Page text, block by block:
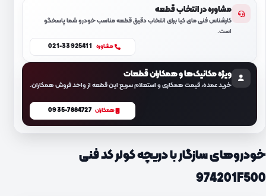
مشاوره در انتخاب قطعه
کارشناس فنی مای کیا برای انتخاب دقیق قطعه مناسب خودرو شما پاسخگو
است.
مشاوره 021-33925411
ویژه مکانیک‌ها و همکاران قطعات
خرید عمده، قیمت همکاری و استعلام سریع این قطعه از واحد فروش همکاران.
همکاران 0935-7884727
خودروهای سازگار با دریچه کولر کد فنی
974201F500